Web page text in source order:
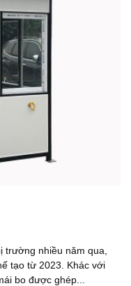
trường nhiều năm qua,
tạo từ 2023. Khác với
bo được ghép...